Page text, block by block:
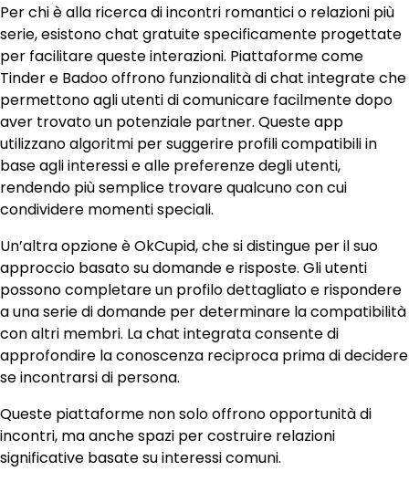
Per chi è alla ricerca di incontri romantici o relazioni più
serie, esistono chat gratuite specificamente progettate
per facilitare queste interazioni. Piattaforme come
Tinder e Badoo offrono funzionalità di chat integrate che
permettono agli utenti di comunicare facilmente dopo
aver trovato un potenziale partner. Queste app
utilizzano algoritmi per suggerire profili compatibili in
base agli interessi e alle preferenze degli utenti,
rendendo più semplice trovare qualcuno con cui
condividere momenti speciali.
Un’altra opzione è OkCupid, che si distingue per il suo
approccio basato su domande e risposte. Gli utenti
possono completare un profilo dettagliato e rispondere
a una serie di domande per determinare la compatibilità
con altri membri. La chat integrata consente di
approfondire la conoscenza reciproca prima di decidere
se incontrarsi di persona.
Queste piattaforme non solo offrono opportunità di
incontri, ma anche spazi per costruire relazioni
significative basate su interessi comuni.